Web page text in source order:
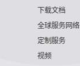
下载文档
全球服务网络
定制服务
视频